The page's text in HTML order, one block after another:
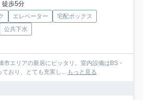
徒歩5分
エレベーター
宅配ボックス
公共下水
市エリアの新居にピッタリ。室内設備はBS・
おり、とても充実し... もっと見る